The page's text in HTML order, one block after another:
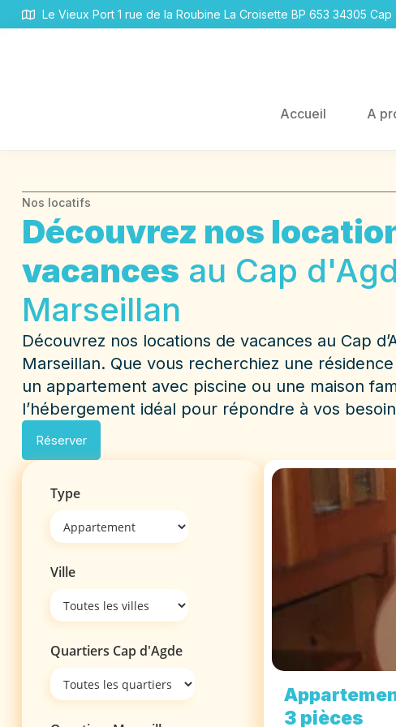
Panneau de gestion des cookies
Le Vieux Port 1 rue de la Roubine La Croisette BP 653 34305
Accueil A
Nos locatifs
Découvrez nos
vacances au Cap
Marseillan
Découvrez nos locations de vacances au Cap
Marseillan. Que vous recherchiez une
un appartement avec piscine ou une maison
l’hébergement idéal pour répondre à vos
Réserver
Type
Ville
Quartiers Cap d'Agde
3 pièces